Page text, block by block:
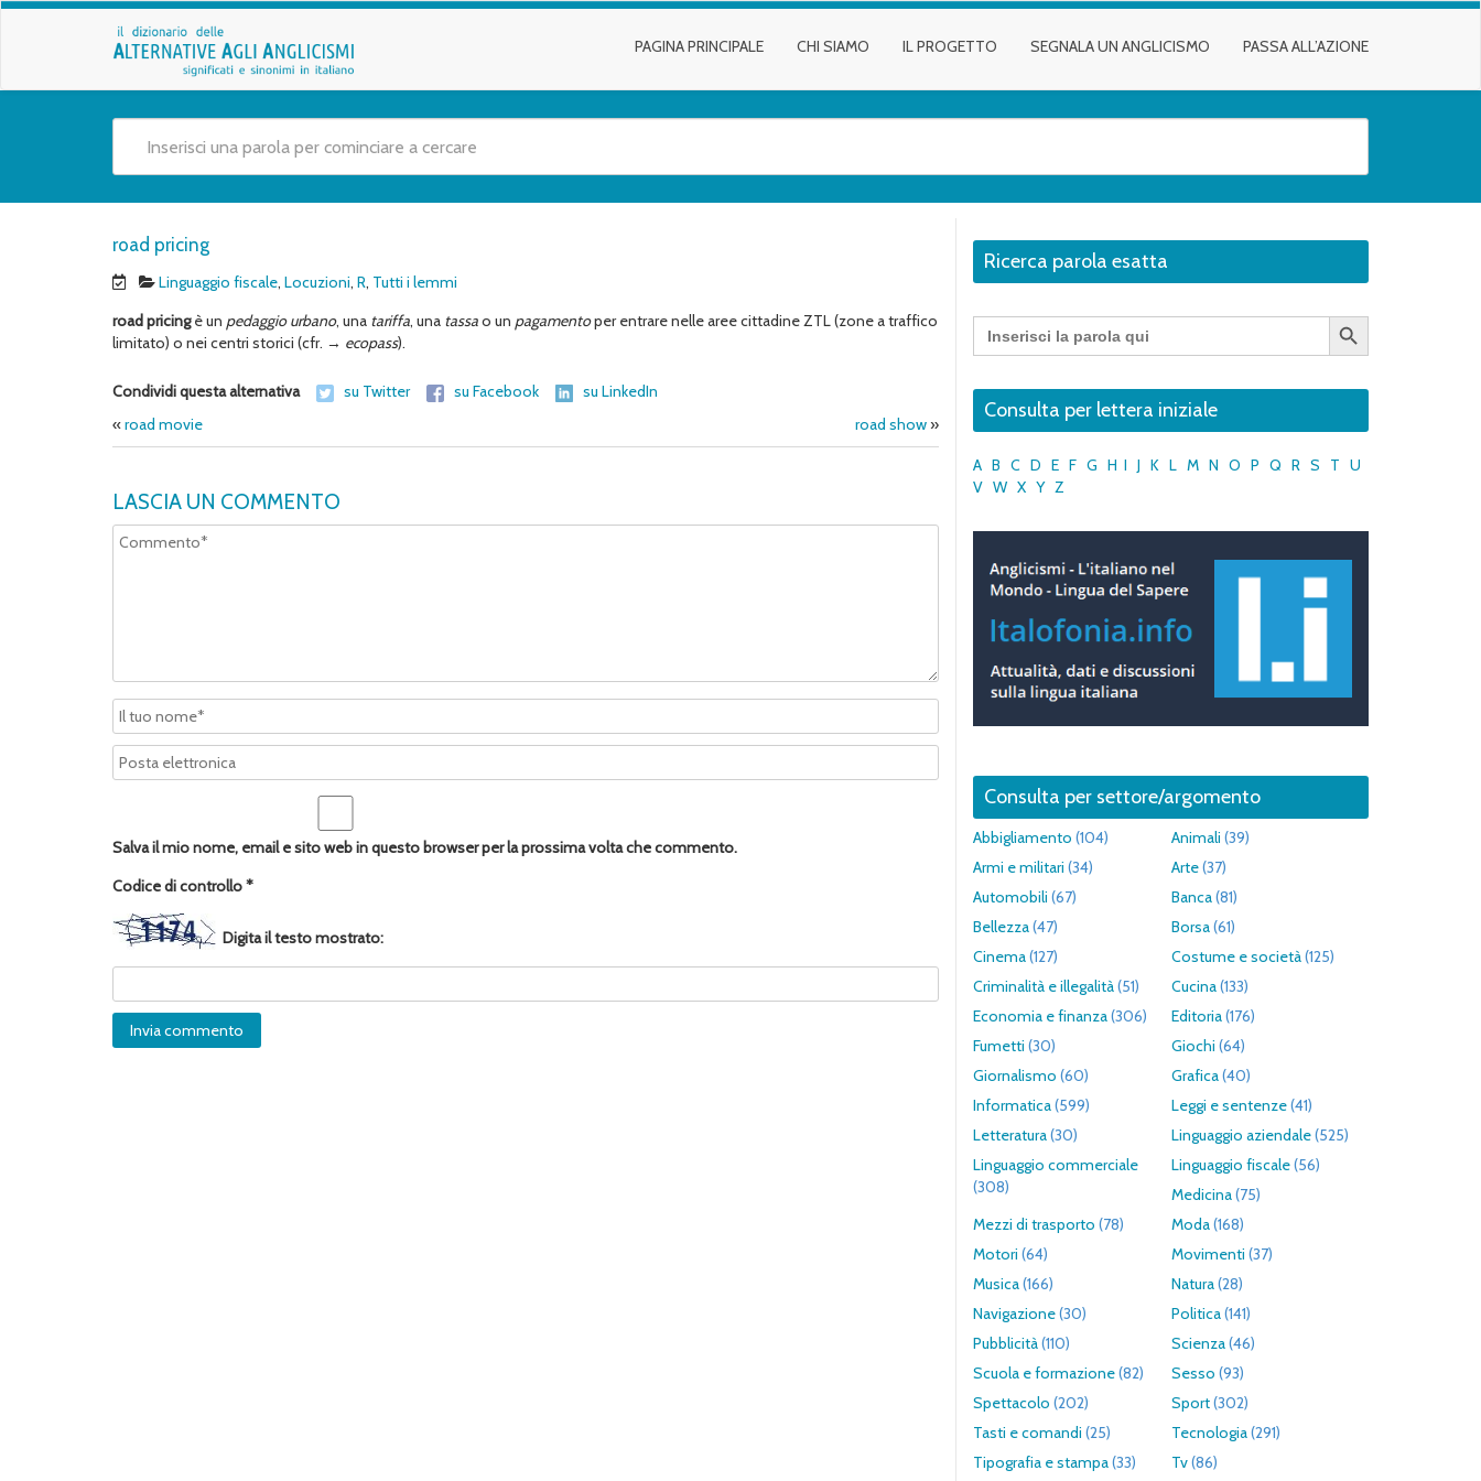
PAGINA PRINCIPALE CHI SIAMO IL PROGETTO SEGNALA UN ANGLICISMO PASSA ALL’AZIONE
road pricing
Linguaggio fiscale, Locuzioni, R, Tutti i lemmi
road pricingè un pedaggio urbano, una tariffa, una tassao un pagamentoper entrare nelle aree cittadine ZTL (zone a traffico
limitato) o nei centri storici (cfr. → ecopass).
Condividi questa alternativa su Twitter su Facebook
su LinkedIn
«road movie road show»
LASCIA UN COMMENTO
Salva il mio nome, email e sito web in questo browser per la prossima volta che commento.
Codice di controllo*
Digita il testo mostrato:
Ricerca parola esatta
Search
for:
Search Button
Consulta per lettera iniziale
A B C D E F G H I J K L M N O P Q R S T U
V W X Y Z
Consulta per settore/argomento
Abbigliamento (104) Animali (39)
Armi e militari (34) Arte(37)
Automobili (67) Banca(81)
Bellezza(47) Borsa(61)
Cinema(127) Costume e società(125)
Criminalità e illegalità(51) Cucina(133)
Economia e finanza(306) Editoria(176)
Fumetti (30) Giochi (64)
Giornalismo (60) Grafica(40)
Informatica(599) Leggi e sentenze(41)
Letteratura(30) Linguaggio aziendale(525)
Linguaggio commerciale
(308)
Linguaggio fiscale(56)
Medicina(75)
Mezzi di trasporto (78) Moda(168)
Motori (64) Movimenti (37)
Musica(166) Natura(28)
Navigazione(30) Politica(141)
Pubblicità(110) Scienza(46)
Scuola e formazione(82) Sesso (93)
Spettacolo (202) Sport(302)
Tasti e comandi (25) Tecnologia(291)
Tipografia e stampa(33) Tv(86)